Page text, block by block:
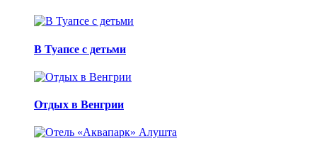
В Туапсе с детьми
Отдых в Венгрии